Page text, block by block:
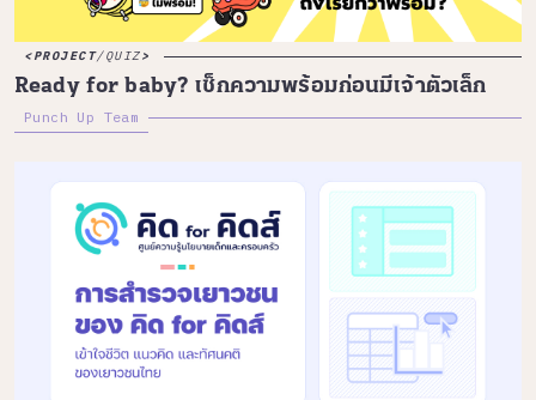
PROJECT/QUIZ
Ready for baby? เช็กความพร้อมก่อนมีเจ้าตัวเล็ก
Punch Up Team